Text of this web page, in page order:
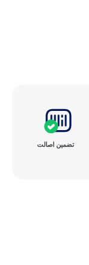
تضمین اصالت